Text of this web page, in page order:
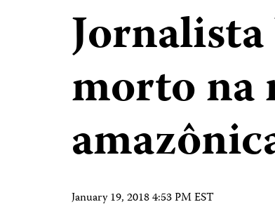
morto na
January 19, 2018 4:53 PM EST